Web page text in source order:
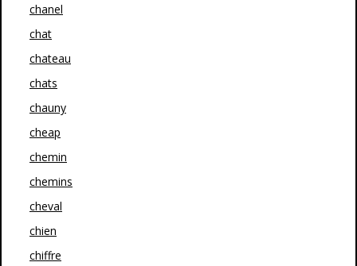
chanel
chat
chateau
chats
chauny
cheap
chemin
chemins
cheval
chien
chiffre